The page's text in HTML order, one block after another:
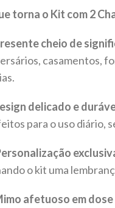
torna o Kit com 2
cheio de
casamentos,
delicado e
para o uso diário,
o kit uma
afetuoso em dose